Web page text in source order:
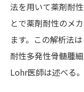
法を用いて薬剤耐
とで薬剤耐性のメ
ます。この解析法
耐性多発性骨髄腫
Lohr医師は述べる。